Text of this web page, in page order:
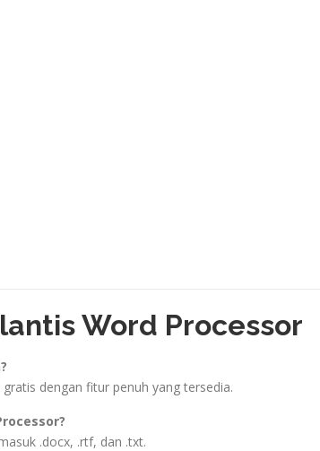
Word Processor
dengan fitur penuh yang tersedia.
.docx, .rtf, dan .txt.